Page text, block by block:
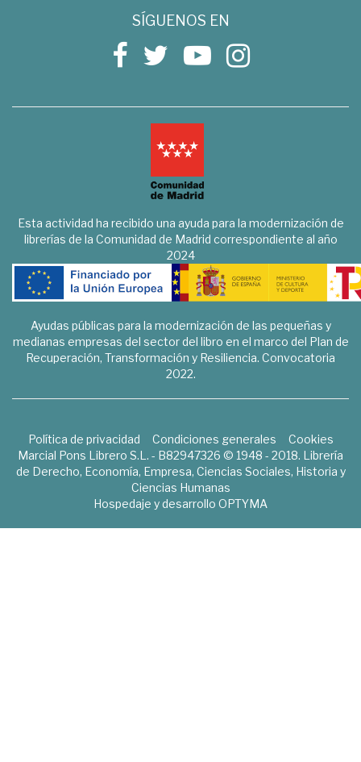
SÍGUENOS EN
Esta actividad ha recibido una ayuda para la modernización de
librerías de la Comunidad de Madrid correspondiente al año
2024
Ayudas públicas para la modernización de las pequeñas y
medianas empresas del sector del libro en el marco del Plan de
Recuperación, Transformación y Resiliencia. Convocatoria
2022.
Política de privacidad Condiciones generales
Cookies
Marcial Pons Librero S.L. - B82947326 © 1948 - 2018. Librería
de Derecho, Economía, Empresa, Ciencias Sociales, Historia y
Ciencias Humanas
Hospedaje y desarrollo OPTYMA